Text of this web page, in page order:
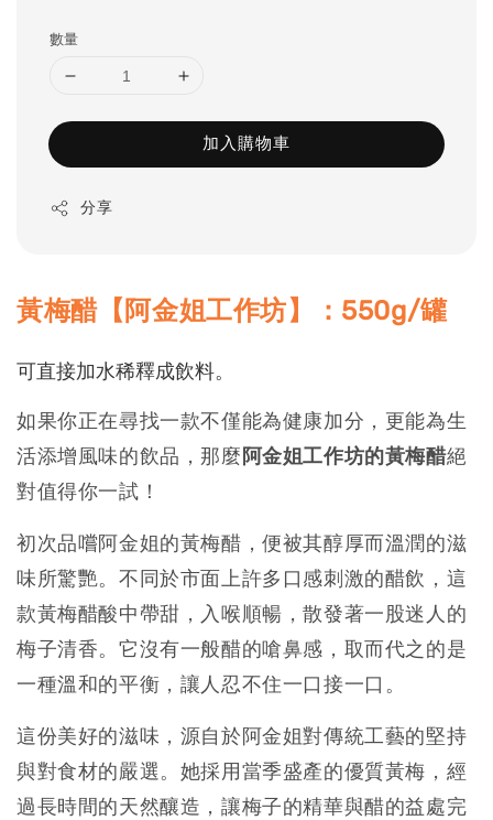
數量
加入購物車
分享
黃梅醋【阿金姐工作坊】：550g/罐
可直接加水稀釋成飲料。
如果你正在尋找一款不僅能為健康加分，更能為生
活添增風味的飲品，那麼 阿金姐工作坊的黃梅醋絕
對值得你一試！
初次品嚐阿金姐的黃梅醋，便被其醇厚而溫潤的滋
味所驚艷。不同於市面上許多口感刺激的醋飲，這
款黃梅醋酸中帶甜，入喉順暢，散發著一股迷人的
梅子清香。它沒有一般醋的嗆鼻感，取而代之的是
一種溫和的平衡，讓人忍不住一口接一口。
這份美好的滋味，源自於阿金姐對傳統工藝的堅持
與對食材的嚴選。她採用當季盛產的優質黃梅，經
過長時間的天然釀造，讓梅子的精華與醋的益處完